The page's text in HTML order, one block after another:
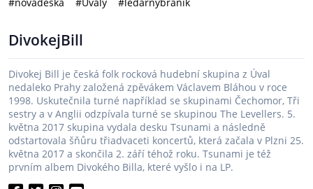
DivokejBill
Divokej Bill je česká folk rocková hudební skupina z Úval
nedaleko Prahy založená zpěvákem Václavem Bláhou v roce
1998. Uskutečnila turné například se skupinami Čechomor, Tři
sestry a v Anglii odzpívala turné se skupinou The Levellers. 5.
května 2017 skupina vydala desku Tsunami a následně
odstartovala šňůru třiadvaceti koncertů, která začala v Plzni 25.
května 2017 a skončila 2. září téhož roku. Tsunami je též
prvním albem Divokého Billa, které vyšlo i na LP.